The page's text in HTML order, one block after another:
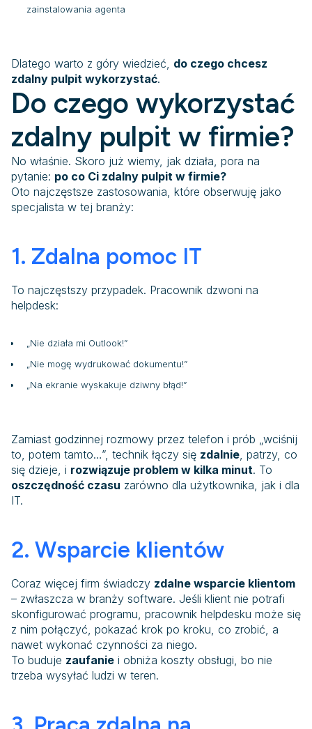
zainstalowania agenta
Dlatego warto z góry wiedzieć, do czego chcesz
zdalny pulpit wykorzystać.
Do czego wykorzystać
zdalny pulpit w firmie?
No właśnie. Skoro już wiemy, jak działa, pora na
pytanie: po co Ci zdalny pulpit w firmie?
Oto najczęstsze zastosowania, które obserwuję jako
specjalista w tej branży:
1. Zdalna pomoc IT
To najczęstszy przypadek. Pracownik dzwoni na
helpdesk:
„Nie działa mi Outlook!”
„Nie mogę wydrukować dokumentu!”
„Na ekranie wyskakuje dziwny błąd!”
Zamiast godzinnej rozmowy przez telefon i prób „wciśnij
to, potem tamto…”, technik łączy się zdalnie, patrzy, co
się dzieje, i rozwiązuje problem w kilka minut. To
oszczędność czasu zarówno dla użytkownika, jak i dla
IT.
2. Wsparcie klientów
Coraz więcej firm świadczy zdalne wsparcie klientom
– zwłaszcza w branży software. Jeśli klient nie potrafi
skonfigurować programu, pracownik helpdesku może się
z nim połączyć, pokazać krok po kroku, co zrobić, a
nawet wykonać czynności za niego.
To buduje zaufanie i obniża koszty obsługi, bo nie
trzeba wysyłać ludzi w teren.